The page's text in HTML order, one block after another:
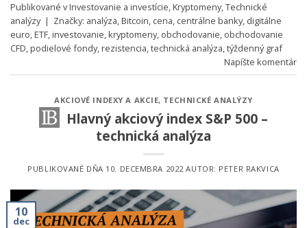
Publikované vInvestovanie a investície,Kryptomeny,Technické
analýzy | Značky: analýza,Bitcoin, cena, centrálne banky, digitálne
euro,ETF,investovanie,kryptomeny, obchodovanie, obchodovanie
CFD,podielové fondy,rezistencia,technická analýza,týždenný graf
Napíšte komentár
AKCIOVÉ INDEXY A AKCIE, TECHNICKÉ ANALÝZY
Hlavný akciový index S&P 500 –
technická analýza
PUBLIKOVANÉ DŇA 10. DECEMBRA 2022AUTOR: PETER RAKVICA
10
dec